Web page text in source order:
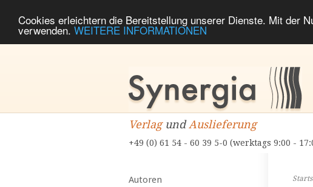
Cookies erleichtern die Bereitstellung unserer Dienste. Mit der
verwenden. WEITERE INFORMATIONEN
VerlagundAuslieferung
+49 (0) 61 54 - 60 39 5-0 (werktags 9:00 -
Autoren